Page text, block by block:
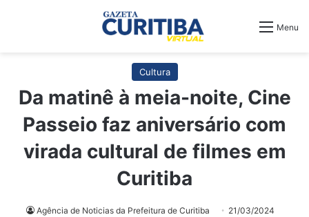
Menu
Cultura
Da matinê à meia-noite, Cine
Passeio faz aniversário com
virada cultural de filmes em
Curitiba
Agência de Noticias da Prefeitura de Curitiba 21/03/2024